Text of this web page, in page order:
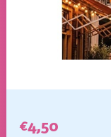
€4,50